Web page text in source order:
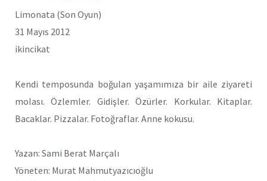
Limonata (Son Oyun)
31 Mayıs 2012
ikincikat
Kendi temposunda boğulan yaşamımıza bir aile ziyareti
molası. Özlemler. Gidişler. Özürler. Korkular. Kitaplar.
Bacaklar. Pizzalar. Fotoğraflar. Anne kokusu.
Yazan: Sami Berat Marçalı
Yöneten: Murat Mahmutyazıcıoğlu